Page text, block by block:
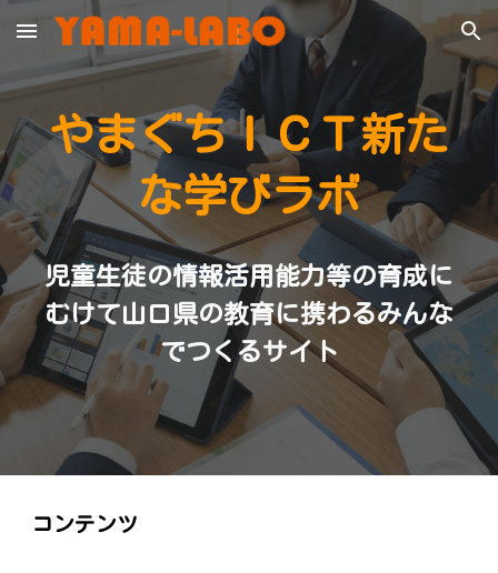
Skip to main content Skip to navigation
やまぐちＩＣＴ新た
な学びラボ
児童生徒の情報活用能力等の育成に
むけて山口県の教育に携わるみんな
でつくるサイト
コンテンツ